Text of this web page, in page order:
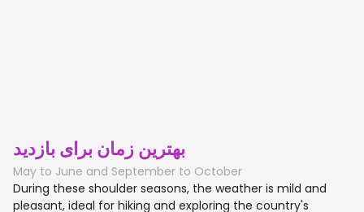
بهترین زمان برای بازدید
May to June and September to October
During these shoulder seasons, the weather is mild and
pleasant, ideal for hiking and exploring the country's